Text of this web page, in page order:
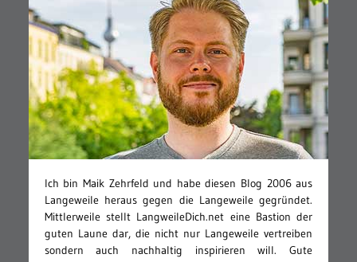
Ich bin Maik Zehrfeld und habe diesen Blog 2006 aus
Langeweile heraus gegen die Langeweile gegründet.
Mittlerweile stellt LangweileDich.net eine Bastion der
guten Laune dar, die nicht nur Langeweile vertreiben
sondern auch nachhaltig inspirieren will. Gute